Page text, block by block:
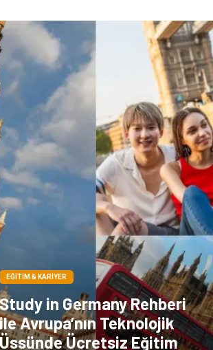
sağlık
EĞITIM & KARIYER
Study in Germany Rehberi
ile Avrupa’nın Teknolojik
Üssünde Ücretsiz Eğitim